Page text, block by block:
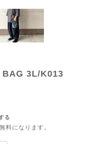
BAG 3L/K013
る
料になります。